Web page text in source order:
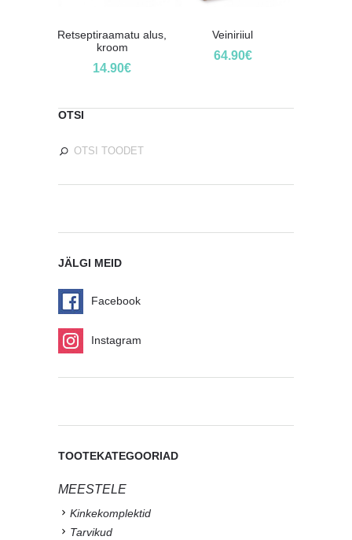
Retseptiraamatu alus,
kroom
14.90€
Veiniriiul
64.90€
OTSI
JÄLGI MEID
Facebook
Instagram
TOOTEKATEGOORIAD
MEESTELE
Kinkekomplektid
Tarvikud